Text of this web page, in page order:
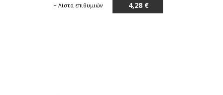
+ Λίστα επιθυμιών 4,28 €